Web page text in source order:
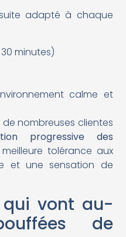
adapté à chaque
minutes)
calme et
de nombreuses clientes
progressive des
tolérance aux
et une sensation de
qui vont au-
de